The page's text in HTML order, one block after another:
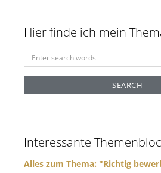
Hier finde ich mein
e
r
f
o
r
Interessante
Alles zum Thema: "Richtig